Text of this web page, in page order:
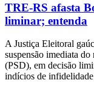
TRE-RS afasta
liminar; entenda
A Justiça Eleitoral
suspensão imediata
(PSD), em decisão
indícios de infidelidade